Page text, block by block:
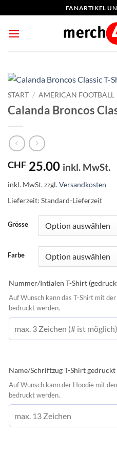
Inhalt
springen
FANARTIKEL
START / AMERICAN FOOTBALL
Calanda Broncos
CHF 25.00 inkl. MwSt.
inkl. MwSt.zzgl.Versandkosten
Lieferzeit: Standard-Lieferzeit
Grösse
Farbe
Nummer/Intialen T-Shirt
Auf Wunsch kann das T-Shirt mit
bedruckt werden.
Name/Schriftzug T-Shirt gedruckt
Auf Wunsch kann der Hoodie mit
bedruckt werden.